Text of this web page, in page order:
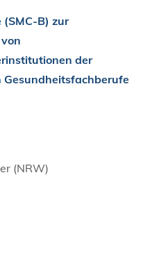
B) zur
der
(NRW)